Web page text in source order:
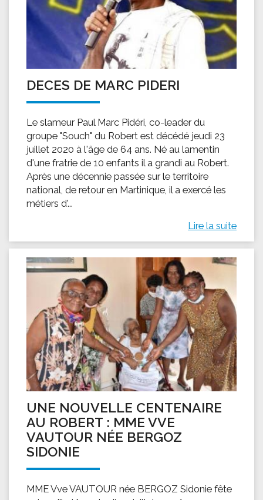
DECES DE MARC PIDERI
Le slameur Paul Marc Pidéri, co-leader du
groupe "Souch" du Robert est décédé jeudi 23
juillet 2020 à l'âge de 64 ans. Né au lamentin
d'une fratrie de 10 enfants il a grandi au Robert.
Après une décennie passée sur le territoire
national, de retour en Martinique, il a exercé les
métiers d'...
Lire la suite
UNE NOUVELLE CENTENAIRE
AU ROBERT : MME VVE
VAUTOUR NÉE BERGOZ
SIDONIE
MME Vve VAUTOUR née BERGOZ Sidonie fête